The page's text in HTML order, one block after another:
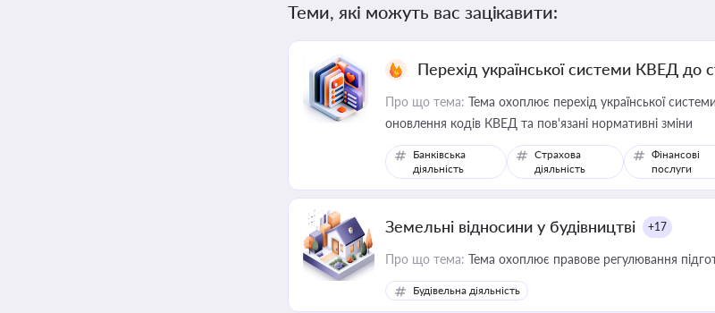
Теми, які можуть вас зацікавити:
Перехід української системи КВЕД до
Про що тема: Тема охоплює перехід української
оновлення кодів КВЕД та пов'язані нормативні зміни
Банківська
діяльність
Страхова
діяльність
Фінансові
послуги
Земельні відносини у будівництві +17
Про що тема: Тема охоплює правове регулювання
Будівельна діяльність